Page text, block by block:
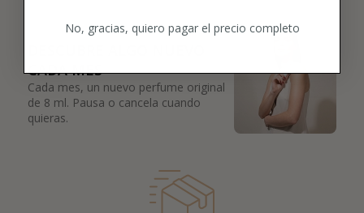
03
CADA MES
Cada mes, un nuevo perfume original
de 8 ml. Pausa o cancela cuando
quieras.
No, gracias, quiero pagar el precio completo